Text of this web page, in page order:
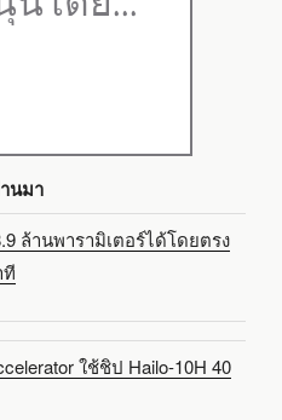
นมา
ล้านพารามิเตอร์ได้โดยตรง
ที
ใช้ชิป Hailo-10H 40